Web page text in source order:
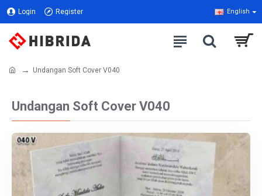
Login Register English
Undangan Soft Cover V040
Undangan Soft Cover V040